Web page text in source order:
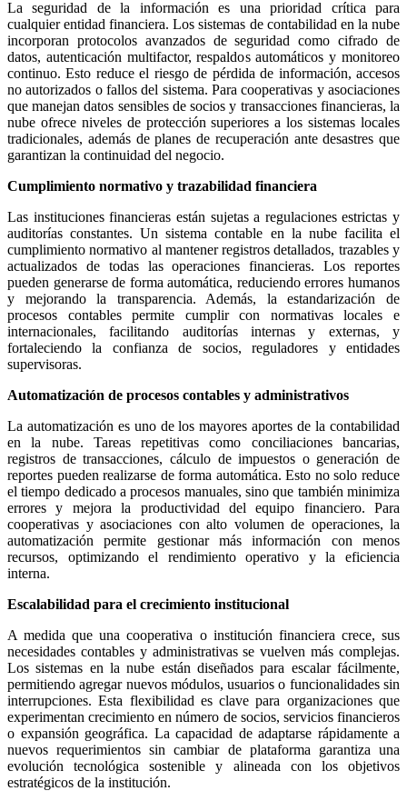
La seguridad de la información es una prioridad crítica para
cualquier entidad financiera. Los sistemas de contabilidad en la nube
incorporan protocolos avanzados de seguridad como cifrado de
datos, autenticación multifactor, respaldos automáticos y monitoreo
continuo. Esto reduce el riesgo de pérdida de información, accesos
no autorizados o fallos del sistema. Para cooperativas y asociaciones
que manejan datos sensibles de socios y transacciones financieras, la
nube ofrece niveles de protección superiores a los sistemas locales
tradicionales, además de planes de recuperación ante desastres que
garantizan la continuidad del negocio.
Cumplimiento normativo y trazabilidad financiera
Las instituciones financieras están sujetas a regulaciones estrictas y
auditorías constantes. Un sistema contable en la nube facilita el
cumplimiento normativo al mantener registros detallados, trazables y
actualizados de todas las operaciones financieras. Los reportes
pueden generarse de forma automática, reduciendo errores humanos
y mejorando la transparencia. Además, la estandarización de
procesos contables permite cumplir con normativas locales e
internacionales, facilitando auditorías internas y externas, y
fortaleciendo la confianza de socios, reguladores y entidades
supervisoras.
Automatización de procesos contables y administrativos
La automatización es uno de los mayores aportes de la contabilidad
en la nube. Tareas repetitivas como conciliaciones bancarias,
registros de transacciones, cálculo de impuestos o generación de
reportes pueden realizarse de forma automática. Esto no solo reduce
el tiempo dedicado a procesos manuales, sino que también minimiza
errores y mejora la productividad del equipo financiero. Para
cooperativas y asociaciones con alto volumen de operaciones, la
automatización permite gestionar más información con menos
recursos, optimizando el rendimiento operativo y la eficiencia
interna.
Escalabilidad para el crecimiento institucional
A medida que una cooperativa o institución financiera crece, sus
necesidades contables y administrativas se vuelven más complejas.
Los sistemas en la nube están diseñados para escalar fácilmente,
permitiendo agregar nuevos módulos, usuarios o funcionalidades sin
interrupciones. Esta flexibilidad es clave para organizaciones que
experimentan crecimiento en número de socios, servicios financieros
o expansión geográfica. La capacidad de adaptarse rápidamente a
nuevos requerimientos sin cambiar de plataforma garantiza una
evolución tecnológica sostenible y alineada con los objetivos
estratégicos de la institución.